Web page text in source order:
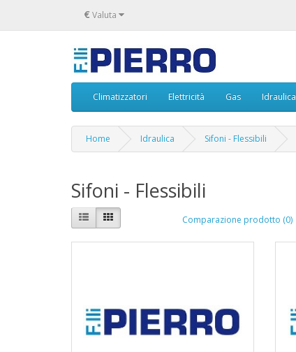
€ Valuta
Climatizzatori Elettricità Gas Idraulica
Home Idraulica Sifoni - Flessibili
Sifoni - Flessibili
Comparazione prodotto (0)